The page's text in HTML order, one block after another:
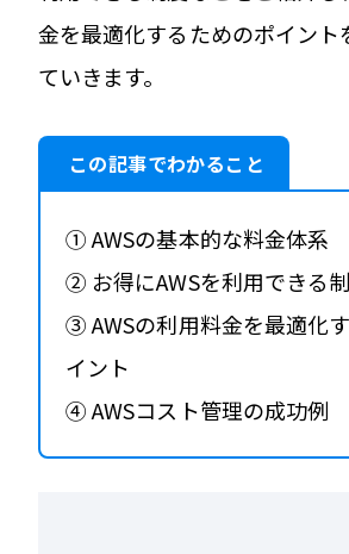
金を最適化するためのポイント
ていきます。
この記事でわかること
① AWSの基本的な料金体系
② お得にAWSを利用できる
③ AWSの利用料金を最適化
イント
④ AWSコスト管理の成功例